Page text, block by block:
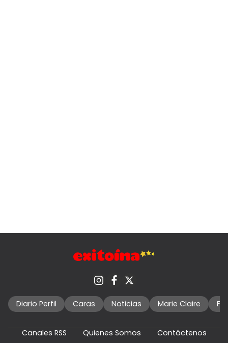
Diario Perfil Caras Noticias Marie Claire
Canales RSS Quienes Somos Contáctenos